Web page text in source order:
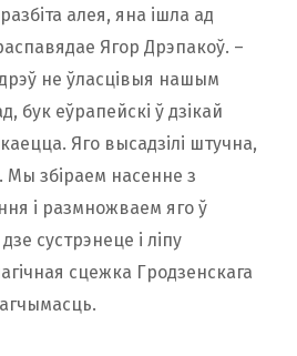
алея, яна ішла ад
Ягор Дрэпакоў. –
не ўласцівыя нашым
бук еўрапейскі ў дзікай
Яго высадзілі штучна,
збіраем насенне з
і размножваем яго ў
сустрэнеце і ліпу
сцежка Гродзенскага